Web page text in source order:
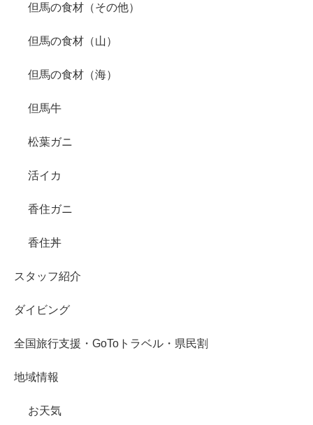
但馬の食材（その他）
但馬の食材（山）
但馬の食材（海）
但馬牛
松葉ガニ
活イカ
香住ガニ
香住丼
スタッフ紹介
ダイビング
全国旅行支援・GoToトラベル・県民割
地域情報
お天気